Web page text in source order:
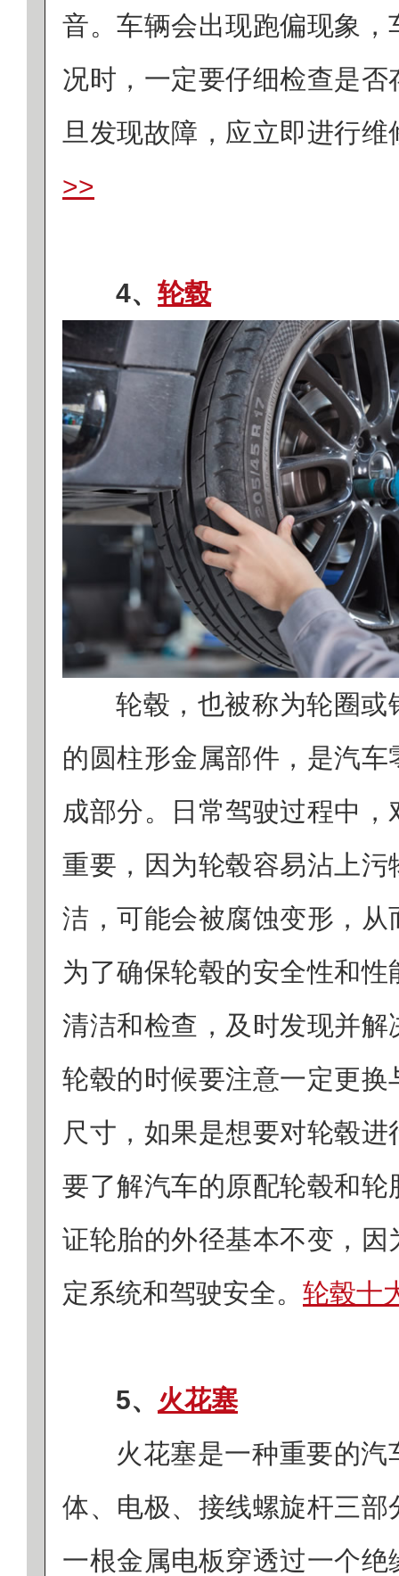
音。车辆会出现跑偏现象，
况时，一定要仔细检查是
旦发现故障，应立即进行维
>>
4、 轮毂
轮毂，也被称为轮圈或
的圆柱形金属部件，是汽
成部分。日常驾驶过程中
重要，因为轮毂容易沾上污
洁，可能会被腐蚀变形，从
为了确保轮毂的安全性和
清洁和检查，及时发现并解
轮毂的时候要注意一定更换
尺寸，如果是想要对轮毂
要了解汽车的原配轮毂和轮
证轮胎的外径基本不变，因
定系统和驾驶安全。 轮毂十
5、 火花塞
火花塞是一种重要的
体、电极、接线螺旋杆三部
一根金属电板穿透过一个